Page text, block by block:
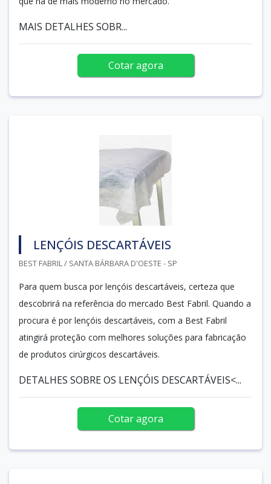
MAIS DETALHES SOBR...
Cotar agora
LENÇÓIS DESCARTÁVEIS
BEST FABRIL / SANTA BÁRBARA D'OESTE - SP
Para quem busca por lençóis descartáveis, certeza que
descobrirá na referência do mercado Best Fabril. Quando a
procura é por lençóis descartáveis, com a Best Fabril
atingirá proteção com melhores soluções para fabricação
de produtos cirúrgicos descartáveis.
DETALHES SOBRE OS LENÇÓIS DESCARTÁVEIS<...
Cotar agora